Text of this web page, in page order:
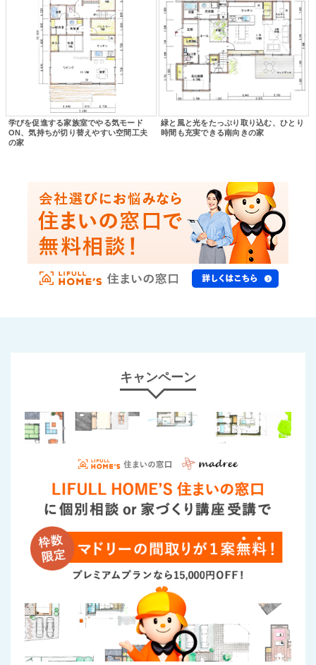
学びを促進する家族室でやる気モード
ON、気持ちが切り替えやすい空間工夫
の家
緑と風と光をたっぷり取り込む、ひとり
時間も充実できる南向きの家
キャンペーン